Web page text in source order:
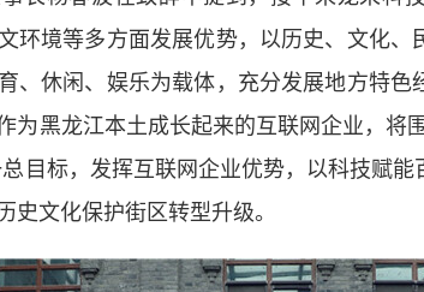
环境等多方面发展优势，以历史、文化
、休闲、娱乐为载体，充分发展地方特
为黑龙江本土成长起来的互联网企业，将
目标，发挥互联网企业优势，以科技赋
史文化保护街区转型升级。